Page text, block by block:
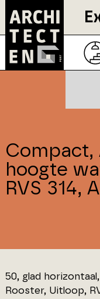
Compact,
hoogte
RVS 314,
50, glad
Rooster, Uitloop,